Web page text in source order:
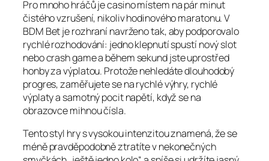
Pro mnoho hráčů je casino místem na pár minut
čistého vzrušení, nikoliv hodinového maratonu. V
BDM Bet je rozhraní navrženo tak, aby podporovalo
rychlé rozhodování: jedno klepnutí spustí nový slot
nebo crash game a během sekund jste uprostřed
honby za výplatou. Protože nehledáte dlouhodobý
progres, zaměřujete se na rychlé výhry, rychlé
výplaty a samotný pocit napětí, když se na
obrazovce mihnou čísla.
Tento styl hry s vysokou intenzitou znamená, že se
méně pravděpodobně ztratíte v nekonečných